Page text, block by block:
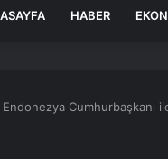
HABER
Cumhurbaşkanı